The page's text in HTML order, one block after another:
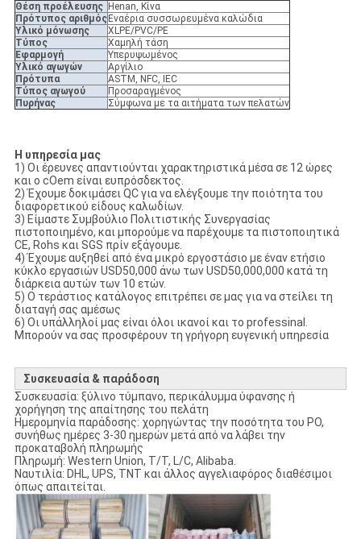
Θέση προέλευσης Henan, Κίνα
Πρότυπος αριθμός Εναέρια συσσωρευμένα καλώδια
Υλικό μόνωσης
XLPE/PVC/PE
Τύπος
Χαμηλή τάση
Εφαρμογή
Υπερυψωμένος
Υλικό αγωγών
Αργίλιο
Πρότυπα
ASTM, NFC, IEC
Τύπος αγωγού
Προσαραγμένος
Πυρήνας
Σύμφωνα με τα αιτήματα των πελατών
Η υπηρεσία μας
1) Οι έρευνες απαντιούνται χαρακτηριστικά μέσα σε 12 ώρες
και ο cOem είναι ευπρόσδεκτος.
2) Έχουμε δοκιμάσει QC για να ελέγξουμε την ποιότητα του
διαφορετικού είδους καλωδίων.
3) Είμαστε Συμβούλιο Πολιτιστικής Συνεργασίας
πιστοποιημένο, και μπορούμε να παρέχουμε τα πιστοποιητικά
CE, Rohs και SGS πρίν εξάγουμε.
4) Έχουμε αυξηθεί από ένα μικρό εργοστάσιο με έναν ετήσιο
κύκλο εργασιών USD50,000 άνω των USD50,000,000 κατά τη
διάρκεια αυτών των 10 ετών.
5) Ο τεράστιος κατάλογος επιτρέπει σε μας για να στείλει τη
διαταγή σας αμέσως
6) Οι υπάλληλοί μας είναι όλοι ικανοί και το professinal.
Μπορούν να σας προσφέρουν τη γρήγορη ευγενική υπηρεσία
Συσκευασία & παράδοση
Συσκευασία: ξύλινο τύμπανο, περικάλυμμα ύφανσης ή
χορήγηση της απαίτησης του πελάτη
Ημερομηνία παράδοσης: χορηγώντας την ποσότητα του PO,
συνήθως ημέρες 3-30 ημερών μετά από να λάβει την
προκαταβολή πληρωμής
Πληρωμή: Western Union, T/T, L/C, Alibaba.
Ναυτιλία: DHL, UPS, TNT και άλλος αγγελιαφόρος διαθέσιμοι
όπως απαιτείται.